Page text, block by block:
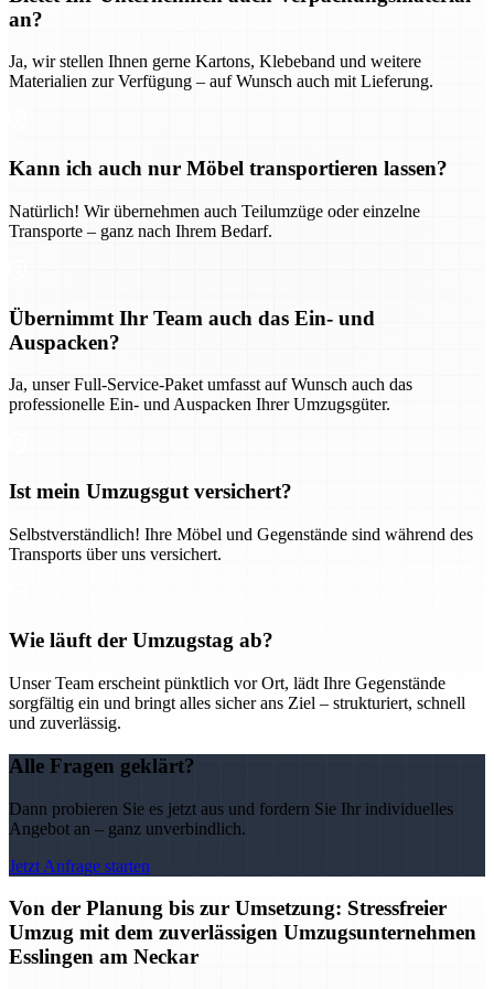
an?
Ja, wir stellen Ihnen gerne Kartons, Klebeband und weitere
Materialien zur Verfügung – auf Wunsch auch mit Lieferung.
Kann ich auch nur Möbel transportieren lassen?
Natürlich! Wir übernehmen auch Teilumzüge oder einzelne
Transporte – ganz nach Ihrem Bedarf.
Übernimmt Ihr Team auch das Ein- und
Auspacken?
Ja, unser Full-Service-Paket umfasst auf Wunsch auch das
professionelle Ein- und Auspacken Ihrer Umzugsgüter.
Ist mein Umzugsgut versichert?
Selbstverständlich! Ihre Möbel und Gegenstände sind während des
Transports über uns versichert.
Wie läuft der Umzugstag ab?
Unser Team erscheint pünktlich vor Ort, lädt Ihre Gegenstände
sorgfältig ein und bringt alles sicher ans Ziel – strukturiert, schnell
und zuverlässig.
Alle Fragen geklärt?
Dann probieren Sie es jetzt aus und fordern Sie Ihr individuelles
Angebot an – ganz unverbindlich.
Jetzt Anfrage starten
Von der Planung bis zur Umsetzung: Stressfreier
Umzug mit dem zuverlässigen Umzugsunternehmen
Esslingen am Neckar